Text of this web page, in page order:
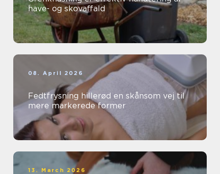
have- og skovaffald
08. April 2026
Fedtfrysning hillerød en skånsom vej til
mere markerede former
13. March 2026